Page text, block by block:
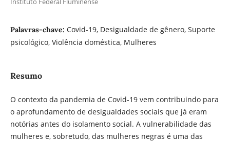
Palavras-chave: Covid-19, Desigualdade de gênero, Suporte
psicológico, Violência doméstica, Mulheres
Resumo
O contexto da pandemia de Covid-19 vem contribuindo para
o aprofundamento de desigualdades sociais que já eram
notórias antes do isolamento social. A vulnerabilidade das
mulheres e, sobretudo, das mulheres negras é uma das